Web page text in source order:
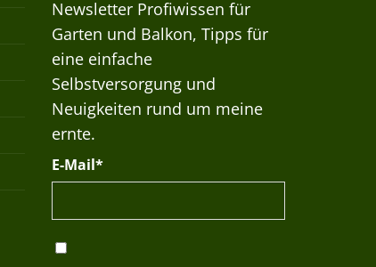
Newsletter Profiwissen für
Garten und Balkon, Tipps für
eine einfache
Selbstversorgung und
Neuigkeiten rund um meine
ernte.
E-Mail*